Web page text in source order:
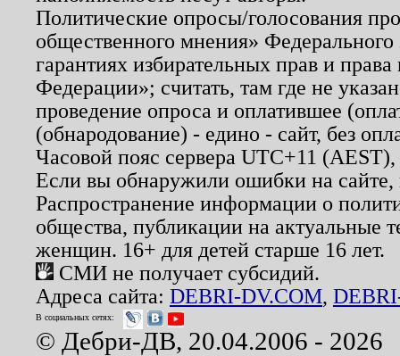
Политические опросы/голосования
общественного мнения»
гарантиях избирательных прав и
Федерации»; считать, там где не
проведение опроса и оплатившее
(обнародование) - едино - сайт, без
Часовой пояс сервера UTC+11
Если вы обнаружили ошибки на
Распространение информации о
общества, публикации на актуальные
женщин. 16+ для детей старше 16 лет.
СМИ не получает субсидий.
Адреса сайта: DEBRI-DV.COM,
В социальных сетях:
© Дебри-ДВ, 20.04.2006 - 2026